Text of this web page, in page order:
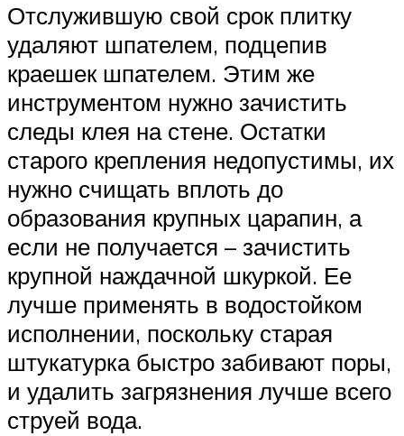
Отслужившую свой срок плитку
удаляют шпателем, подцепив
краешек шпателем. Этим же
инструментом нужно зачистить
следы клея на стене. Остатки
старого крепления недопустимы, их
нужно счищать вплоть до
образования крупных царапин, а
если не получается – зачистить
крупной наждачной шкуркой. Ее
лучше применять в водостойком
исполнении, поскольку старая
штукатурка быстро забивают поры,
и удалить загрязнения лучше всего
струей вода.